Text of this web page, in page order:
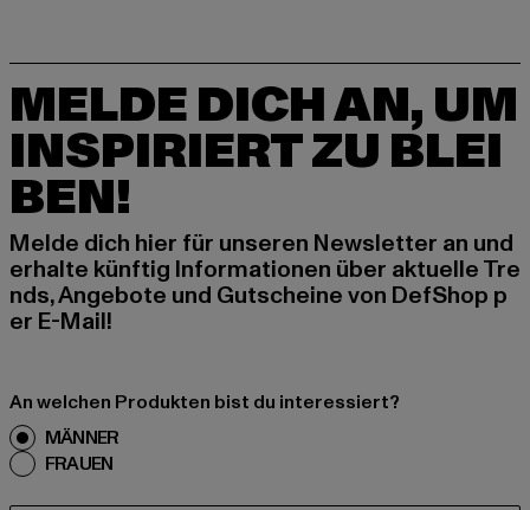
MELDE DICH AN, UM
INSPIRIERT ZU BLEI
BEN!
Melde dich hier für unseren Newsletter an und
erhalte künftig Informationen über aktuelle Tre
nds, Angebote und Gutscheine von DefShop p
er E-Mail!
An welchen Produkten bist du interessiert?
MÄNNER
FRAUEN